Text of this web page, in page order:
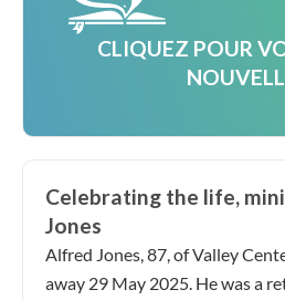
CLIQUEZ POUR
Celebrating the life,
Jones
Alfred Jones, 87, of Valley
away 29 May 2025. He was a